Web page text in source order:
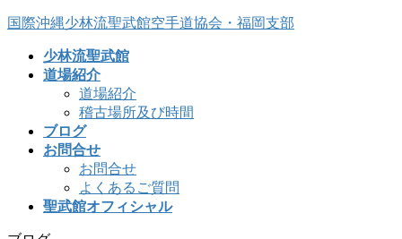
コ
ナ
国際沖縄少林流聖武館空手道協会・福岡支部
少林流聖武館
道場紹介
道場紹介
稽古場所及び時間
ブログ
お問合せ
お問合せ
よくあるご質問
聖武館オフィシャル